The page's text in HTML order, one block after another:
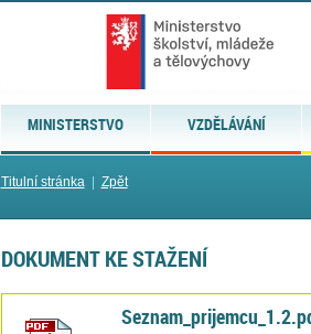
MINISTERSTVO VZDĚLÁVÁNÍ
Titulní stránka| Zpět
DOKUMENT KE STAŽENÍ